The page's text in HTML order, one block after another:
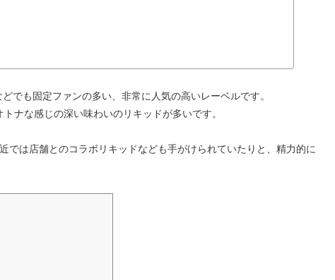
でも固定ファンの多い、非常に人気の高いレーベルです。
ナな感じの深い味わいのリキッドが多いです。
では店舗とのコラボリキッドなども手がけられていたりと、精力的に